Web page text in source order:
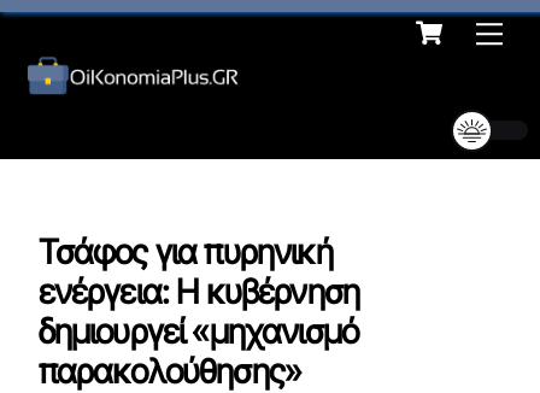
Skip
content
Cart
Τσάφος για πυρηνική
ενέργεια: Η κυβέρνηση
δημιουργεί «μηχανισμό
παρακολούθησης»